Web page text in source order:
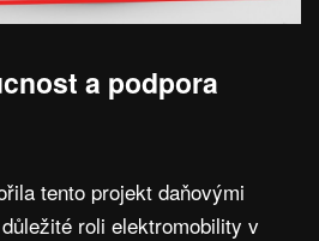
a podpora
tento projekt daňovými
roli elektromobility v